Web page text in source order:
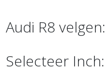
Audi R8 velgen:
Selecteer Inch: